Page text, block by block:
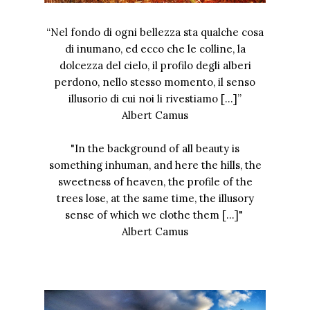
“Nel fondo di ogni bellezza sta qualche cosa
di inumano, ed ecco che le colline, la
dolcezza del cielo, il profilo degli alberi
perdono, nello stesso momento, il senso
illusorio di cui noi li rivestiamo […]”
Albert Camus
"In the background of all beauty is
something inhuman, and here the hills, the
sweetness of heaven, the profile of the
trees lose, at the same time, the illusory
sense of which we clothe them [...]"
Albert Camus